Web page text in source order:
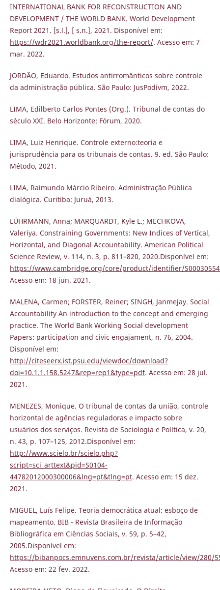
INTERNATIONAL BANK FOR RECONSTRUCTION AND
DEVELOPMENT / THE WORLD BANK. World Development
Report 2021. [s.l.], [ s.n.], 2021. Disponível em:
https://wdr2021.worldbank.org/the-report/. Acesso em: 7
mar. 2022.
JORDÃO, Eduardo. Estudos antirromânticos sobre controle
da administração pública. São Paulo: JusPodivm, 2022.
LIMA, Edilberto Carlos Pontes (Org.). Tribunal de contas do
século XXI. Belo Horizonte: Fórum, 2020.
LIMA, Luiz Henrique. Controle externo:teoria e
jurisprudência para os tribunais de contas. 9. ed. São Paulo:
Método, 2021.
LIMA, Raimundo Márcio Ribeiro. Administração Pública
dialógica. Curitiba: Juruá, 2013.
LÜHRMANN, Anna; MARQUARDT, Kyle L.; MECHKOVA,
Valeriya. Constraining Governments: New Indices of Vertical,
Horizontal, and Diagonal Accountability. American Political
Science Review, v. 114, n. 3, p. 811–820, 2020.Disponível em:
https://www.cambridge.org/core/product/identifier/
Acesso em: 18 jun. 2021.
MALENA, Carmen; FORSTER, Reiner; SINGH, Janmejay. Social
Accountability An introduction to the concept and emerging
practice. The World Bank Working Social development
Papers: participation and civic engajament, n. 76, 2004.
Disponível em:
http://citeseerx.ist.psu.edu/viewdoc/download?
doi=10.1.1.158.5247&rep=rep1&type=pdf. Acesso em: 28 jul.
2021.
MENEZES, Monique. O tribunal de contas da união, controle
horizontal de agências reguladoras e impacto sobre
usuários dos serviços. Revista de Sociologia e Política, v. 20,
n. 43, p. 107–125, 2012.Disponível em:
http://www.scielo.br/scielo.php?
script=sci_arttext&pid=S0104-
44782012000300006&lng=pt&tlng=pt. Acesso em: 15 dez.
2021.
MIGUEL, Luís Felipe. Teoria democrática atual: esboço de
mapeamento. BIB - Revista Brasileira de Informação
Bibliográfica em Ciências Sociais, v. 59, p. 5–42,
2005.Disponível em:
https://bibanpocs.emnuvens.com.br/revista/article/view/280/
Acesso em: 22 fev. 2022.